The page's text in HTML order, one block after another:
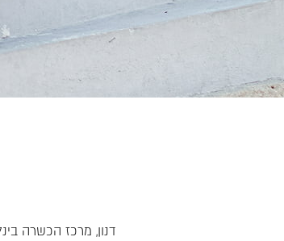
דנון, מרכז הכשרה